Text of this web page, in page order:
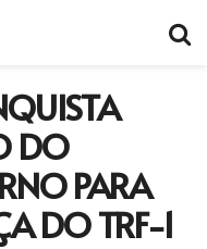
DO
PARA
DO TRF-1